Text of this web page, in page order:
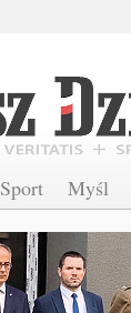
Sport Myśl